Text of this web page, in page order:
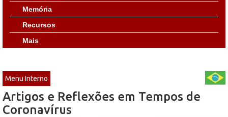
Memória
Recursos
Mais
Menu Interno
Artigos e Reflexões em Tempos de
Coronavírus